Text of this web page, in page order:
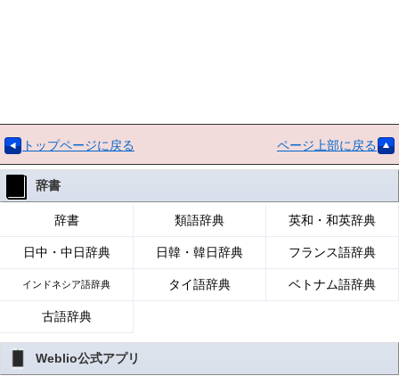
トップページに戻る ページ上部に戻る
辞書
辞書 類語辞典 英和・和英辞典
日中・中日辞典 日韓・韓日辞典 フランス語辞典
インドネシア語辞典 タイ語辞典 ベトナム語辞典
古語辞典
Weblio公式アプリ